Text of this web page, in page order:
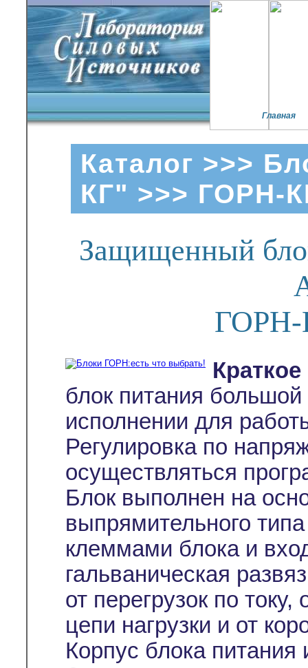
Главная
Каталог >>>
КГ" >>> ГОРН-
Защищенный
ГОРН-
блок питания
исполнении для
Регулировка по
осуществляться
Блок выполнен на
выпрямительного
клеммами блока и
гальваническая
от перегрузок по
цепи нагрузки и от
Корпус блока